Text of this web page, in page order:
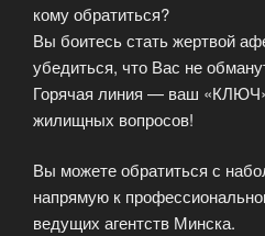
кому обратиться?
Вы боитесь стать жертвой
убедиться, что Вас не
Горячая линия — ваш
жилищных вопросов!
Вы можете обратиться с
напрямую к
ведущих агентств Минска.